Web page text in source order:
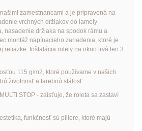
zamestnancami a je pripravená na
vrchných držiakov do lamely
nasadenie držiaka na spodok rámu a
montáž napínacieho zariadenia, ktoré je
retiazke. Inštalácia rolety na okno trvá len 3
115 g/m2, ktoré používame v našich
životnosť a farebnú stálosť.
STOP - zaisťuje, že roleta sa zastaví
funkčnosť sú piliere, ktoré majú